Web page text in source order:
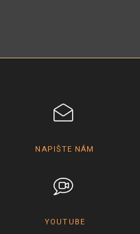
NAPIŠTE NÁM
YOUTUBE